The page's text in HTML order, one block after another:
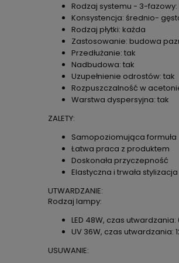
Rodzaj systemu - 3-fazowy:
Konsystencja: średnio-
Rodzaj płytki: każda
Zastosowanie: budowa
Przedłużanie: tak
Nadbudowa: tak
Uzupełnienie odrostów: tak
Rozpuszczalność w
Warstwa dyspersyjna: tak
ZALETY:
Samopoziomująca formuła
Łatwa praca z produktem
Doskonała przyczepność
Elastyczna i trwała stylizacja
UTWARDZANIE:
Rodzaj lampy:
LED 48W, czas utwardzania:
UV 36W, czas utwardzania:
USUWANIE: